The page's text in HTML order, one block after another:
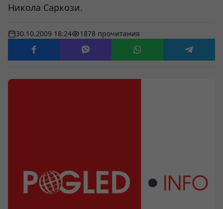
Никола Саркози.
30.10.2009 18:24 1878 прочитания